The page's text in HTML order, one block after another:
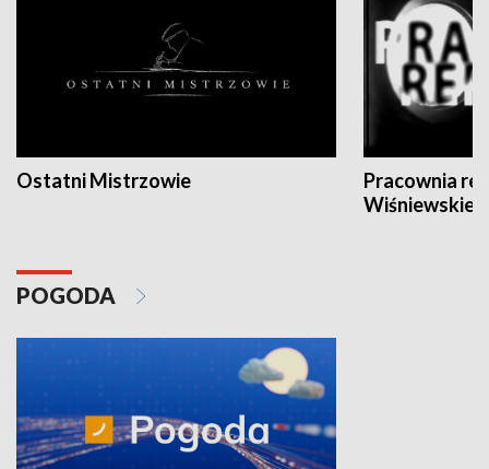
Ostatni Mistrzowie
Pracownia
POGODA